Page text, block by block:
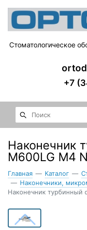
Стоматологическое
+7
Наконечник
M600LG M4
Главная — Каталог —
— Наконечники,
Наконечник турбинный